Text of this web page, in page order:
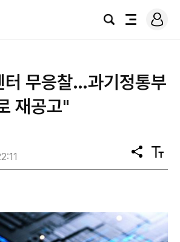
검
전
로
그
터 무응찰…과기정통부
재공고"
공
유
텍
스